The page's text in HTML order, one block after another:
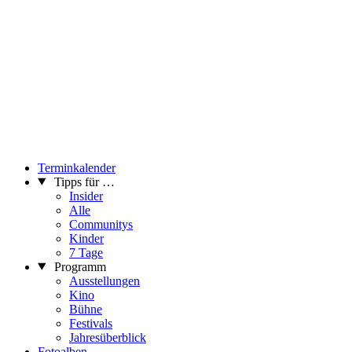
Terminkalender
Tipps für …
Insider
Alle
Communitys
Kinder
7 Tage
Programm
Ausstellungen
Kino
Bühne
Festivals
Jahresüberblick